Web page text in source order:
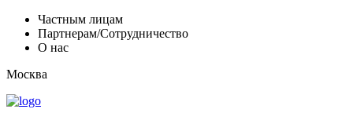
Частным лицам
Партнерам/Сотрудничество
О нас
Москва